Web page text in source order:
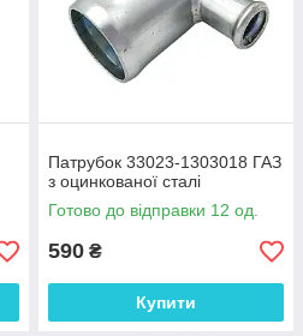
Патрубок 33023-1303018 ГАЗ
з оцинкованої сталі
Готово до відправки 12 од.
590 ₴
Купити